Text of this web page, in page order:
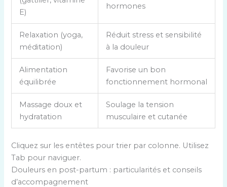
m
r
e
u
r
d
e
E)
hormones
Relaxation (yoga,
méditation)
Réduit stress et sensibilité
à la douleur
Alimentation
équilibrée
Favorise un bon
fonctionnement hormonal
Massage doux et
hydratation
Soulage la tension
musculaire et cutanée
Cliquez sur les entêtes pour trier par colonne. Utilisez
Tab pour naviguer.
Douleurs en post-partum : particularités et conseils
d’accompagnement